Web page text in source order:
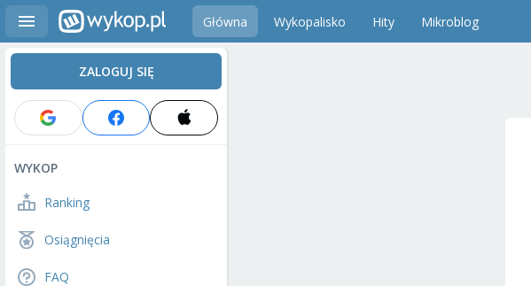
Główna Wykopalisko Hity Mikroblog
ZALOGUJ SIĘ
WYKOP
Ranking
Osiągnięcia
FAQ